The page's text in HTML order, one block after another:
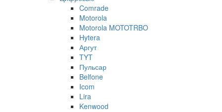
Comrade
Motorola
Motorola MOTOTRBO
Hytera
Аргут
TYT
Пульсар
Belfone
Icom
Lira
Kenwood